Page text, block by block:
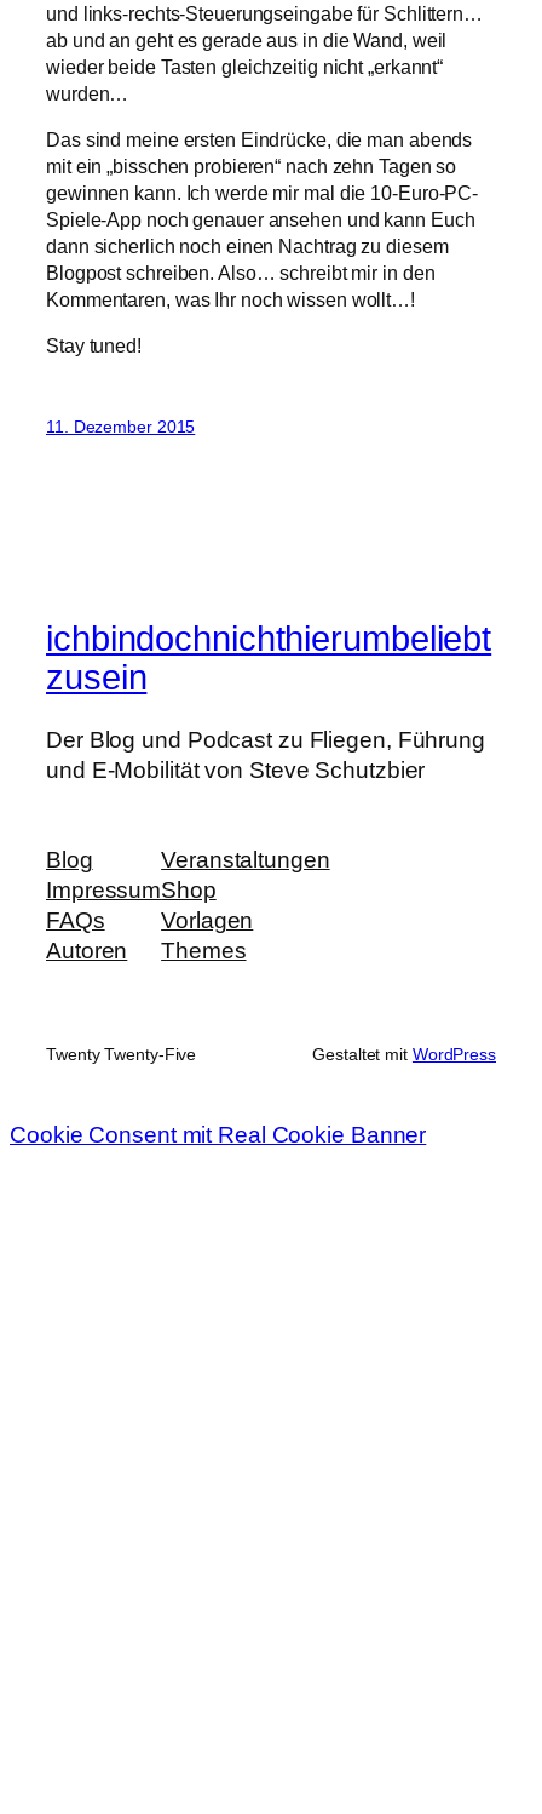
und links-rechts-Steuerungseingabe für Schlittern…
ab und an geht es gerade aus in die Wand, weil
wieder beide Tasten gleichzeitig nicht „erkannt“
wurden…
Das sind meine ersten Eindrücke, die man abends
mit ein „bisschen probieren“ nach zehn Tagen so
gewinnen kann. Ich werde mir mal die 10-Euro-PC-
Spiele-App noch genauer ansehen und kann Euch
dann sicherlich noch einen Nachtrag zu diesem
Blogpost schreiben. Also… schreibt mir in den
Kommentaren, was Ihr noch wissen wollt…!
Stay tuned!
11. Dezember 2015
ichbindochnichthierumbeliebt
zusein
Der Blog und Podcast zu Fliegen, Führung
und E-Mobilität von Steve Schutzbier
Blog
Impressum
FAQs
Autoren
Veranstaltungen
Shop
Vorlagen
Themes
Twenty Twenty-Five Gestaltet mit WordPress
Cookie Consent mit Real Cookie Banner